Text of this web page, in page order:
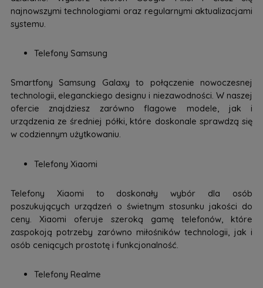
najnowszymi technologiami oraz regularnymi aktualizacjami
systemu.
Telefony Samsung
Smartfony Samsung Galaxy to połączenie nowoczesnej
technologii, eleganckiego designu i niezawodności. W naszej
ofercie znajdziesz zarówno flagowe modele, jak i
urządzenia ze średniej półki, które doskonale sprawdzą się
w codziennym użytkowaniu.
Telefony Xiaomi
Telefony Xiaomi to doskonały wybór dla osób
poszukujących urządzeń o świetnym stosunku jakości do
ceny. Xiaomi oferuje szeroką gamę telefonów, które
zaspokoją potrzeby zarówno miłośników technologii, jak i
osób ceniących prostotę i funkcjonalność.
Telefony Realme